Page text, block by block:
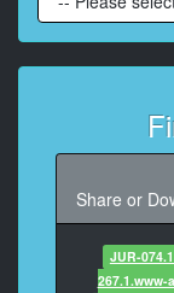
At
At
At
耳
おふくらが
Share or
JUR-
267.1.www-